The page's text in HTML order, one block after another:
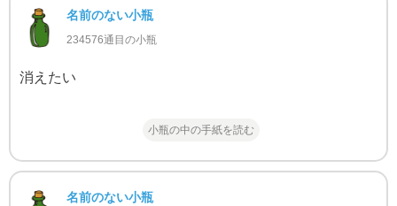
名前のない小瓶
234576通目の小瓶
消えたい
小瓶の中の手紙を読む
名前のない小瓶